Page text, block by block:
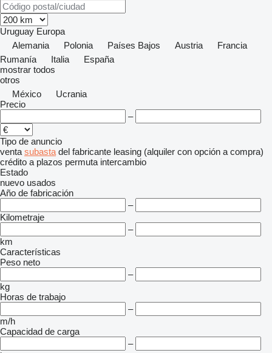
Uruguay Europa
Alemania
Polonia Países Bajos Austria
Francia
Rumanía
Italia
España
mostrar todos
otros
México
Ucrania
Precio
–
Tipo de anuncio
venta subasta del fabricante leasing (alquiler con opción a compra)
crédito a plazos permuta intercambio
Estado
nuevo usados
Año de fabricación
–
Kilometraje
–
km
Características
Peso neto
–
kg
Horas de trabajo
–
m/h
Capacidad de carga
–